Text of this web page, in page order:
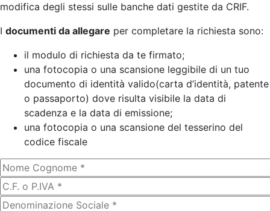
modifica degli stessi sulle banche dati gestite da CRIF.
I documenti da allegare per completare la richiesta sono:
il modulo di richiesta da te firmato;
una fotocopia o una scansione leggibile di un tuo
documento di identità valido(carta d’identità, patente
o passaporto) dove risulta visibile la data di
scadenza e la data di emissione;
una fotocopia o una scansione del tesserino del
codice fiscale